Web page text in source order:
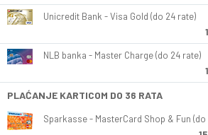
Unicredit Bank - Visa Gold (do 24 rate)
NLB banka - Master Charge (do 24 rate)
PLAĆANJE KARTICOM DO 36 RATA
Sparkasse - MasterCard Shop & Fun (do